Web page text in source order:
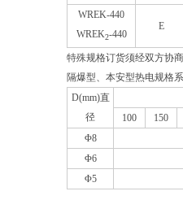
WREK-440
WREK2-440
E
特殊规格订货须经双方协
隔爆型、本安型热电规格
D(mm)直
径
100
150
Φ8
Φ6
Φ5